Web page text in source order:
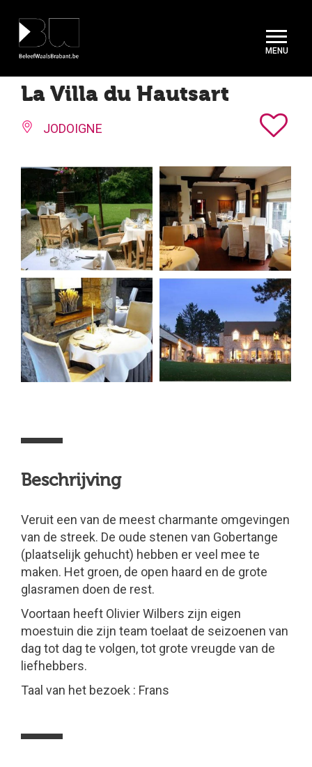
La Villa du Hautsart
JODOIGNE
Beschrijving
Veruit een van de meest charmante omgevingen
van de streek. De oude stenen van Gobertange
(plaatselijk gehucht) hebben er veel mee te
maken. Het groen, de open haard en de grote
glasramen doen de rest.
Voortaan heeft Olivier Wilbers zijn eigen
moestuin die zijn team toelaat de seizoenen van
dag tot dag te volgen, tot grote vreugde van de
liefhebbers.
Taal van het bezoek : Frans